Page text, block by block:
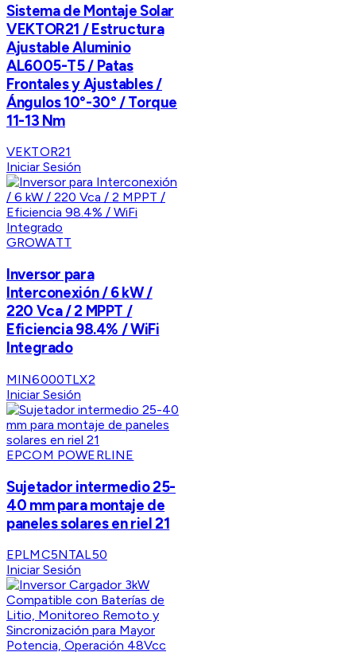
Sistema de Montaje Solar
VEKTOR21 / Estructura
Ajustable Aluminio
AL6005-T5 / Patas
Frontales y Ajustables /
Ángulos 10°-30° / Torque
11-13 Nm
VEKTOR21
Iniciar Sesión
GROWATT
Inversor para
Interconexión / 6 kW /
220 Vca / 2 MPPT /
Eficiencia 98.4% / WiFi
Integrado
MIN6000TLX2
Iniciar Sesión
EPCOM POWERLINE
Sujetador intermedio 25-
40 mm para montaje de
paneles solares en riel 21
EPLMC5NTAL50
Iniciar Sesión